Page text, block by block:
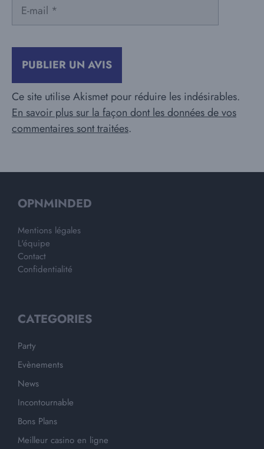
Ce site utilise Akismet pour réduire les indésirables.
En savoir plus sur la façon dont les données de vos
commentaires sont traitées.
OPNMINDED
Mentions légales
L'équipe
Contact
Confidentialité
CATEGORIES
Party
Evènements
News
Incontournable
Bons Plans
Meilleur casino en ligne